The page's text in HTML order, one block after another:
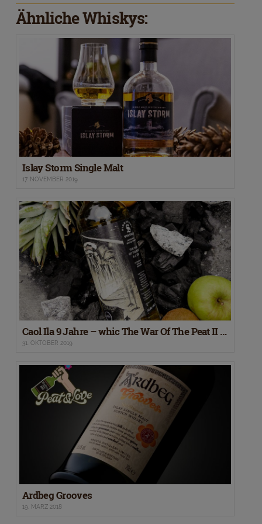
Ähnliche Whiskys:
Islay Storm Single Malt
17. NOVEMBER 2019
Caol Ila 9 Jahre – whic The War Of The Peat II of XIII
31. OKTOBER 2019
Ardbeg Grooves
19. MÄRZ 2018